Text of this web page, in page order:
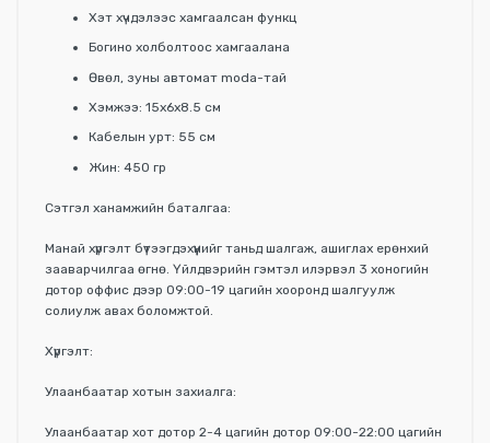
Хэт хүчдэлээс хамгаалсан функц
Богино холболтоос хамгаалана
Өвөл, зуны автомат moda-тай
Хэмжээ: 15х6х8.5 см
Кабелын урт: 55 см
Жин: 450 гр
Сэтгэл ханамжийн баталгаа:
Манай хүргэлт бүтээгдэхүүнийг таньд шалгаж, ашиглах ерөнхий
зааварчилгаа өгнө. Үйлдвэрийн гэмтэл илэрвэл 3 хоногийн
дотор оффис дээр 09:00-19 цагийн хооронд шалгуулж
солиулж авах боломжтой.
Хүргэлт:
Улаанбаатар хотын захиалга:
Улаанбаатар хот дотор 2-4 цагийн дотор 09:00-22:00 цагийн